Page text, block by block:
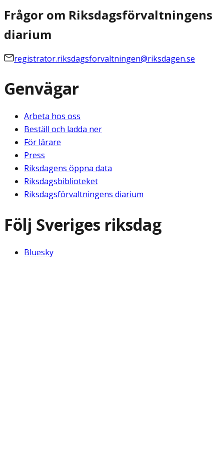
Frågor om Riksdagsförvaltningens
diarium
registrator.riksdagsforvaltningen@riksdagen.se
Genvägar
Arbeta hos oss
Beställ och ladda ner
För lärare
Press
Riksdagens öppna data
Riksdagsbiblioteket
Riksdagsförvaltningens diarium
Följ Sveriges riksdag
Bluesky